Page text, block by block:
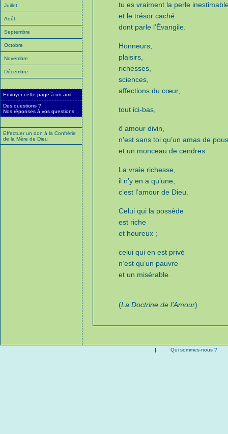
Juillet
Août
Septembre
Octobre
Novembre
Décembre
Envoyer cette page à un ami
Des questions ?
Nos réponses à vos questions
Effectuer un don à la Confrérie
de la Mère de Dieu
tu es vraiment la perle
et le trésor caché
dont parle l’Évangile.
Honneurs,
plaisirs,
richesses,
sciences,
affections du cœur,
tout ici-bas,
ô amour divin,
n’est sans toi qu’un amas de
et un monceau de cendres.
La vraie richesse,
il n’y en a qu’une,
c’est l’amour de Dieu.
Celui qui la possède
est riche
et heureux ;
celui qui en est privé
n’est qu’un pauvre
et un misérable.
(La Doctrine de l’Amour)
| Qui sommes-nous ?